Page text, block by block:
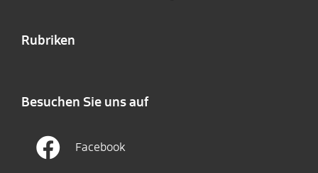
Rubriken
Besuchen Sie uns auf
Facebook